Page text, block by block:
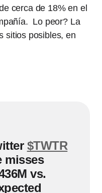
cerca de 18% en el
Lo peor? La
sitios posibles, en
$TWTR
misses
vs.